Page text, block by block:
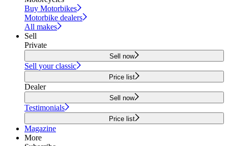
Buy Motorbikes
Motorbike dealers
All makes
Sell
Private
Sell now
Sell your classic
Price list
Dealer
Sell now
Testimonials
Price list
Magazine
More